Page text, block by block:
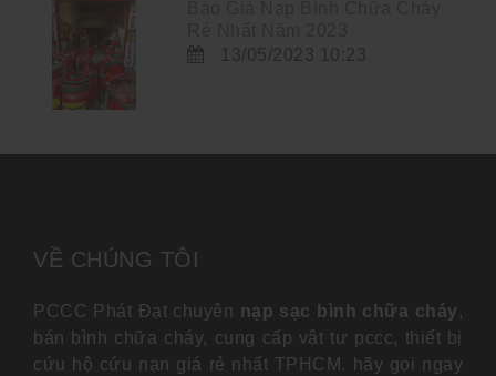
13/05/2023 10:23
VỀ CHÚNG TÔI
PCCC Phát Đạt chuyên nạp sạc bình chữa cháy ,
bán bình chữa cháy, cung cấp vật tư pccc, thiết bị
cứu hộ cứu nạn giá rẻ nhất TPHCM. hãy gọi ngay